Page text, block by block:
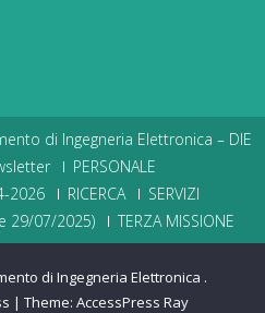
di Ingegneria Elettronica – DIE
PERSONALE
2026
RICERCA
SERVIZI
29/07/2025)
TERZA MISSIONE
di Ingegneria Elettronica .
| Theme: AccessPress Ray